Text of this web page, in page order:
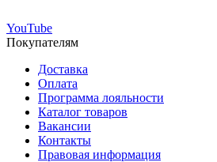
YouTube
Покупателям
Доставка
Оплата
Программа лояльности
Каталог товаров
Вакансии
Контакты
Правовая информация